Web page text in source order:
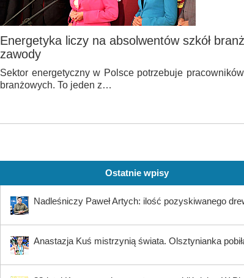
Energetyka liczy na absolwentów szkół
zawody
Sektor energetyczny w Polsce potrzebuje
branżowych. To jeden z…
Ostatnie wpisy
Nadleśniczy Paweł Artych: ilość pozyskiwanego
Anastazja Kuś mistrzynią świata. Olsztynianka